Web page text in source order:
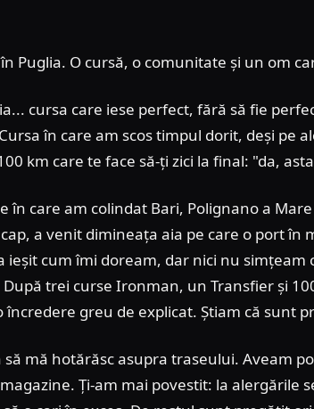
în Puglia. O cursă, o comunitate și un om
cursa care iese perfect, fără să fie
în care am scos timpul dorit, deși pe
km care te face să-ți zici la final: "da,
în care am colindat Bari, Polignano a
a venit dimineața aia pe care o port
ieșit cum îmi doream, dar nici nu simțeam
trei curse Ironman, un Transfier și
încredere greu de explicat. Știam că sunt
să mă hotărăsc asupra traseului. Aveam
Ți-am mai povestit: la alergările